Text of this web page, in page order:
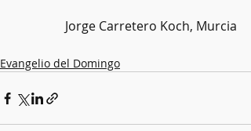
Jorge Carretero Koch, Murcia
Evangelio del Domingo